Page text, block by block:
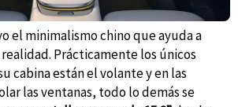
el minimalismo chino que ayuda a
Prácticamente los únicos
cabina están el volante y en las
las ventanas, todo lo demás se